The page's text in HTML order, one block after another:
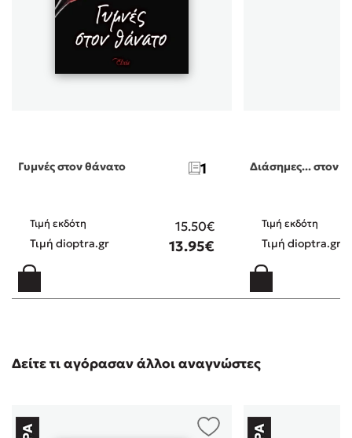
Γυμνές στον θάνατο 1
Τιμή εκδότη 15.50€
Τιμή dioptra.gr 13.95€
Διάσημες... στον
Τιμή εκδότη
Τιμή dioptra.gr
Δείτε τι αγόρασαν άλλοι αναγνώστες